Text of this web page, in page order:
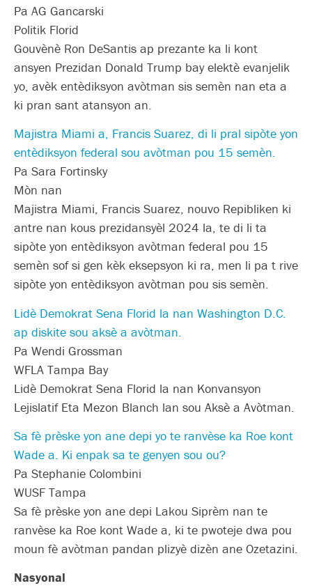
Pa AG Gancarski
Politik Florid
Gouvènè Ron DeSantis ap prezante ka li kont
ansyen Prezidan Donald Trump bay elektè evanjelik
yo, avèk entèdiksyon avòtman sis semèn nan eta a
ki pran sant atansyon an.
Majistra Miami a, Francis Suarez, di li pral sipòte yon
entèdiksyon federal sou avòtman pou 15 semèn.
Pa Sara Fortinsky
Mòn nan
Majistra Miami, Francis Suarez, nouvo Repibliken ki
antre nan kous prezidansyèl 2024 la, te di li ta
sipòte yon entèdiksyon avòtman federal pou 15
semèn sof si gen kèk eksepsyon ki ra, men li pa t rive
sipòte yon entèdiksyon avòtman pou sis semèn.
Lidè Demokrat Sena Florid la nan Washington D.C.
ap diskite sou aksè a avòtman.
Pa Wendi Grossman
WFLA Tampa Bay
Lidè Demokrat Sena Florid la nan Konvansyon
Lejislatif Eta Mezon Blanch lan sou Aksè a Avòtman.
Sa fè prèske yon ane depi yo te ranvèse ka Roe kont
Wade a. Ki enpak sa te genyen sou ou?
Pa Stephanie Colombini
WUSF Tampa
Sa fè prèske yon ane depi Lakou Siprèm nan te
ranvèse ka Roe kont Wade a, ki te pwoteje dwa pou
moun fè avòtman pandan plizyè dizèn ane Ozetazini.
Nasyonal